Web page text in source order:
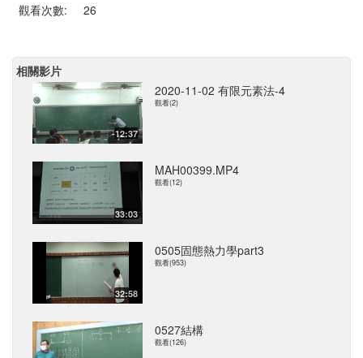
觀看次數:
26
相關影片
12:37
2020-11-02 有限元素法-4
觀看(2)
33:03
MAH00399.MP4
觀看(12)
32:58
0505固態熱力學part3
觀看(953)
0527結構
觀看(126)